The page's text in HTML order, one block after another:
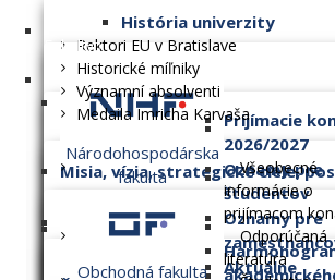
História univerzity
Rektori EU v Bratislave
Historické míľniky
Významní absolventi
Medaila Imricha Karvaša
Misia, vízia, strategické ciele,
Dlhodobý zámer
Fakulty
Národohospodárska
fakulta
Obchodná fakulta
Prijímacie
2026/2027
Všeobecné
informácie o
prijímacom
Odporúčaná
literatúra
Oznamy pre
študentov
Oznamy pre
Aktuálne